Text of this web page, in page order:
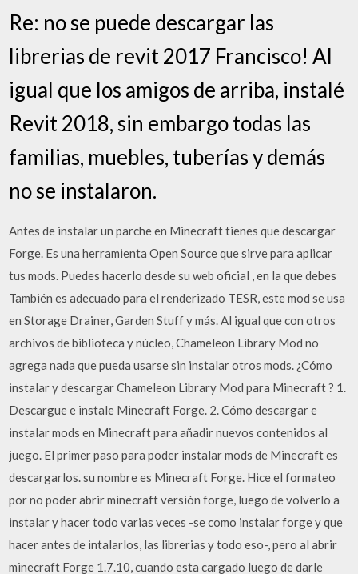
Re: no se puede descargar las
librerias de revit 2017 Francisco! Al
igual que los amigos de arriba, instalé
Revit 2018, sin embargo todas las
familias, muebles, tuberías y demás
no se instalaron.
Antes de instalar un parche en Minecraft tienes que descargar
Forge. Es una herramienta Open Source que sirve para aplicar
tus mods. Puedes hacerlo desde su web oficial , en la que debes
También es adecuado para el renderizado TESR, este mod se usa
en Storage Drainer, Garden Stuff y más. Al igual que con otros
archivos de biblioteca y núcleo, Chameleon Library Mod no
agrega nada que pueda usarse sin instalar otros mods. ¿Cómo
instalar y descargar Chameleon Library Mod para Minecraft ? 1.
Descargue e instale Minecraft Forge. 2. Cómo descargar e
instalar mods en Minecraft para añadir nuevos contenidos al
juego. El primer paso para poder instalar mods de Minecraft es
descargarlos. su nombre es Minecraft Forge. Hice el formateo
por no poder abrir minecraft versiòn forge, luego de volverlo a
instalar y hacer todo varias veces -se como instalar forge y que
hacer antes de intalarlos, las librerias y todo eso-, pero al abrir
minecraft Forge 1.7.10, cuando esta cargado luego de darle